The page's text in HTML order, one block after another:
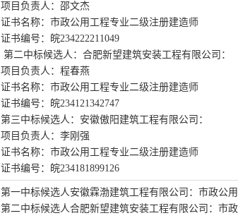
项目 负责人 ：邵文杰
证书名称：市政公用工程专业二级注册建造师
证书编号：皖234222211049
第二中标候选人 ： 合肥新望建筑安装工程有限公司 ：
项目 负责人 ：程春燕
证书名称：市政公用工程专业二级注册建造师
证书编号：
皖234121342747
第三中标候选人 ： 安徽傲阳建筑工程有限公司 ：
项目 负责人 ： 李刚强
证书名称： 市政公用工程专业二级注册建造师
证书编号：
皖234181899126
第一中标候选人安徽霖渤建筑工程有限公司 ： 市政公
第二中标候选人合肥新望建筑安装工程有限公司 ： 市